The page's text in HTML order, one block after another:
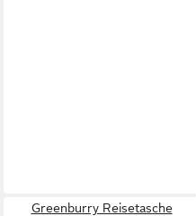
Greenburry Reisetasche